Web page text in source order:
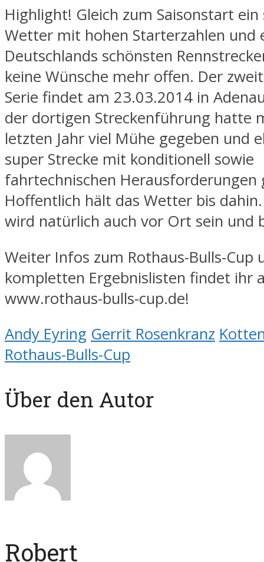
Highlight! Gleich zum Saisonstart ein
Wetter mit hohen Starterzahlen und
Deutschlands schönsten
keine Wünsche mehr offen. Der
Serie findet am 23.03.2014 in
der dortigen Streckenführung hatte
letzten Jahr viel Mühe gegeben und
super Strecke mit konditionell sowie
fahrtechnischen Herausforderungen
Hoffentlich hält das Wetter bis
wird natürlich auch vor Ort sein und
Weiter Infos zum Rothaus-Bulls-Cup
kompletten Ergebnislisten findet ihr
www.rothaus-bulls-cup.de!
Andy Eyring Gerrit Rosenkranz
Rothaus-Bulls-Cup
Über den Autor
Robert